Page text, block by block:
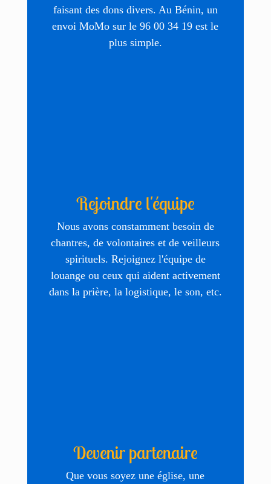
faisant des dons divers. Au Bénin, un
envoi MoMo sur le 96 00 34 19 est le
plus simple.
Rejoindre l'équipe
Nous avons constamment besoin de
chantres, de volontaires et de veilleurs
spirituels. Rejoignez l'équipe de
louange ou ceux qui aident activement
dans la prière, la logistique, le son, etc.
Devenir partenaire
Que vous soyez une église, une